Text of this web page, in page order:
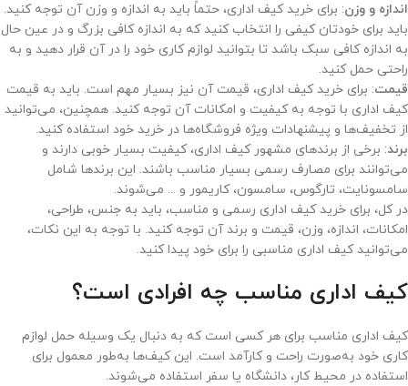
اندازه و وزن: برای خرید کیف اداری، حتماً باید به اندازه و وزن آن توجه کنید.
باید برای خودتان کیفی را انتخاب کنید که به اندازه کافی بزرگ و در عین حال
به اندازه کافی سبک باشد تا بتوانید لوازم کاری خود را در آن قرار دهید و به
راحتی حمل کنید.
قیمت: برای خرید کیف اداری، قیمت آن نیز بسیار مهم است. باید به قیمت
کیف اداری با توجه به کیفیت و امکانات آن توجه کنید. همچنین، می‌توانید
از تخفیف‌ها و پیشنهادات ویژه فروشگاه‌ها در خرید خود استفاده کنید.
برند: برخی از برندهای مشهور کیف اداری، کیفیت بسیار خوبی دارند و
می‌توانند برای مصارف رسمی بسیار مناسب باشند. این برندها شامل
سامسونایت، تارگوس، سامسون، کاریمور و ... می‌شوند.
در کل، برای خرید کیف اداری رسمی و مناسب، باید به جنس، طراحی،
امکانات، اندازه، وزن، قیمت و برند آن توجه کنید. با توجه به این نکات،
می‌توانید کیف اداری مناسبی را برای خود پیدا کنید.
کیف اداری مناسب چه افرادی است؟
کیف اداری مناسب برای هر کسی است که به دنبال یک وسیله حمل لوازم
کاری خود به‌صورت راحت و کارآمد است. این کیف‌ها به‌طور معمول برای
استفاده در محیط کار، دانشگاه یا سفر استفاده می‌شوند.